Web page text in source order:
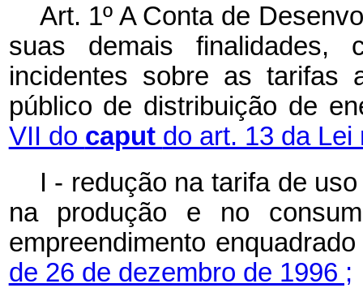
Art. 1º A Conta de
suas demais finalidades,
incidentes sobre as tarifas
público de distribuição de
VII do caput do art. 13 da Lei
I - redução na tarifa de
na produção e no
empreendimento
de 26 de dezembro de 1996 ;